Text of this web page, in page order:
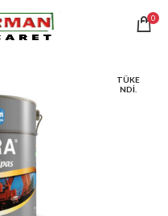
0
TÜKE
NDI.